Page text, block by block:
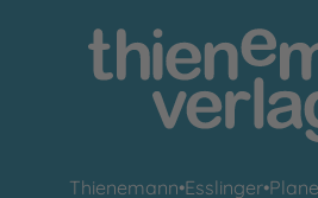
Thienemann•Esslinger•